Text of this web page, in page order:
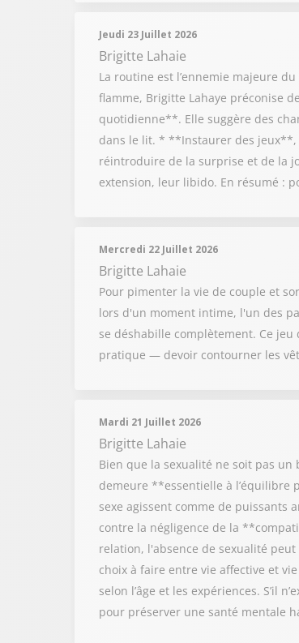
Jeudi 23 Juillet 2026
Brigitte Lahaie
La routine est l’ennemie majeure
flamme, Brigitte Lahaye préconise
quotidienne**. Elle suggère des
dans le lit. * **Instaurer des jeux**,
réintroduire de la surprise et de la
extension, leur libido. En résumé :
Mercredi 22 Juillet 2026
Brigitte Lahaie
Pour pimenter la vie de couple et
lors d'un moment intime, l'un des
se déshabille complètement. Ce
pratique — devoir contourner les
Mardi 21 Juillet 2026
Brigitte Lahaie
Bien que la sexualité ne soit pas
demeure **essentielle à l’équilibre
sexe agissent comme de puissants
contre la négligence de la
relation, l'absence de sexualité
choix à faire entre vie affective et
selon l’âge et les expériences. S’il
pour préserver une santé mentale